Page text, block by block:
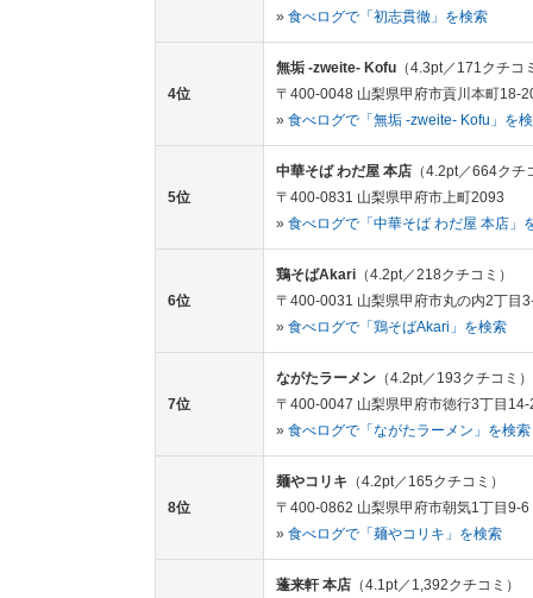
» 食べログで「初志貫徹」を検索
4位
無垢 -zweite- Kofu （4.3pt／171クチコ
〒400-0048 山梨県甲府市貢川本町18-
» 食べログで「無垢 -zweite- Kofu」を
5位
中華そば わだ屋 本店 （4.2pt／664クチ
〒400-0831 山梨県甲府市上町2093
» 食べログで「中華そば わだ屋 本店」
6位
鶏そばAkari （4.2pt／218クチコミ）
〒400-0031 山梨県甲府市丸の内2丁目
» 食べログで「鶏そばAkari」を検索
7位
ながたラーメン （4.2pt／193クチコミ）
〒400-0047 山梨県甲府市徳行3丁目14-
» 食べログで「ながたラーメン」を検索
8位
麺やコリキ （4.2pt／165クチコミ）
〒400-0862 山梨県甲府市朝気1丁目9-6
» 食べログで「麺やコリキ」を検索
蓬来軒 本店 （4.1pt／1,392クチコミ）